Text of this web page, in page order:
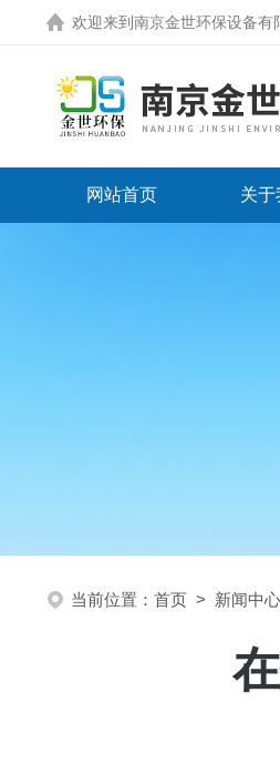
欢迎来到 南京金世环保设备有
网站首页 关于
当前位置： 首页 > 新闻中心